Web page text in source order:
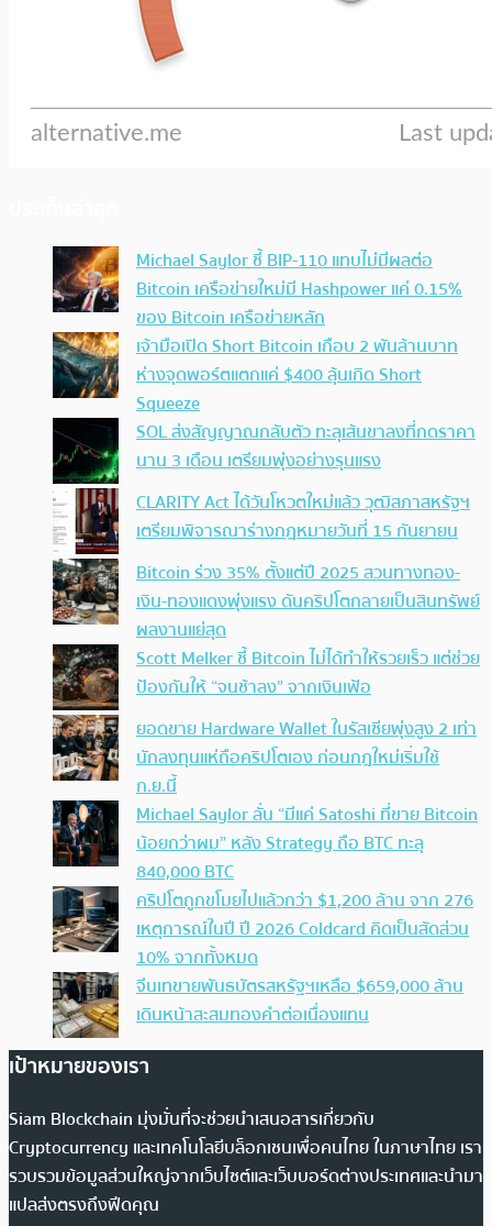
Michael Saylor ชี้ BIP-110 แทบไม่มีผลต่อ
Bitcoin เครือข่ายใหม่มี Hashpower แค่ 0.15%
ของ Bitcoin เครือข่ายหลัก
เจ้ามือเปิด Short Bitcoin เกือบ 2 พันล้านบาท
ห่างจุดพอร์ตแตกแค่ $400 ลุ้นเกิด Short
Squeeze
SOL ส่งสัญญาณกลับตัว ทะลุเส้นขาลงที่กดราคา
นาน 3 เดือน เตรียมพุ่งอย่างรุนแรง
CLARITY Act ได้วันโหวตใหม่แล้ว วุฒิสภาสหรัฐฯ
เตรียมพิจารณาร่างกฎหมายวันที่ 15 กันยายน
Bitcoin ร่วง 35% ตั้งแต่ปี 2025 สวนทางทอง-
เงิน-ทองแดงพุ่งแรง ดันคริปโตกลายเป็นสินทรัพย์
ผลงานแย่สุด
Scott Melker ชี้ Bitcoin ไม่ได้ทำให้รวยเร็ว แต่ช่วย
ป้องกันให้ “จนช้าลง” จากเงินเฟ้อ
ยอดขาย Hardware Wallet ในรัสเซียพุ่งสูง 2 เท่า
นักลงทุนแห่ถือคริปโตเอง ก่อนกฎใหม่เริ่มใช้
ก.ย.นี้
Michael Saylor ลั่น “มีแค่ Satoshi ที่ขาย Bitcoin
น้อยกว่าผม” หลัง Strategy ถือ BTC ทะลุ
840,000 BTC
คริปโตถูกขโมยไปแล้วกว่า $1,200 ล้าน จาก 276
เหตุการณ์ในปี ปี 2026 Coldcard คิดเป็นสัดส่วน
10% จากทั้งหมด
จีนเทขายพันธบัตรสหรัฐฯเหลือ $659,000 ล้าน
เดินหน้าสะสมทองคำต่อเนื่องแทน
เป้าหมายของเรา
Siam Blockchain มุ่งมั่นที่จะช่วยนำเสนอสารเกี่ยวกับ
Cryptocurrency และเทคโนโลยีบล็อกเชนเพื่อคนไทย ในภาษาไทย เรา
รวบรวมข้อมูลส่วนใหญ่จากเว็บไซต์และเว็บบอร์ดต่างประเทศและนำมา
แปลส่งตรงถึงฟีดคุณ